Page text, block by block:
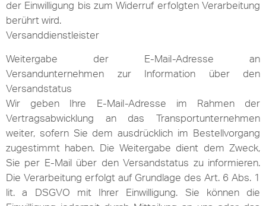
der Einwilligung bis zum Widerruf erfolgten Verarbeitung
berührt wird.
Versanddienstleister
Weitergabe der E-Mail-Adresse an
Versandunternehmen zur Information über den
Versandstatus
Wir geben Ihre E-Mail-Adresse im Rahmen der
Vertragsabwicklung an das Transportunternehmen
weiter, sofern Sie dem ausdrücklich im Bestellvorgang
zugestimmt haben. Die Weitergabe dient dem Zweck,
Sie per E-Mail über den Versandstatus zu informieren.
Die Verarbeitung erfolgt auf Grundlage des Art. 6 Abs. 1
lit. a DSGVO mit Ihrer Einwilligung. Sie können die